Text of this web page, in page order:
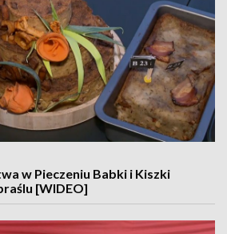
w Pieczeniu Babki i Kiszki
[WIDEO]